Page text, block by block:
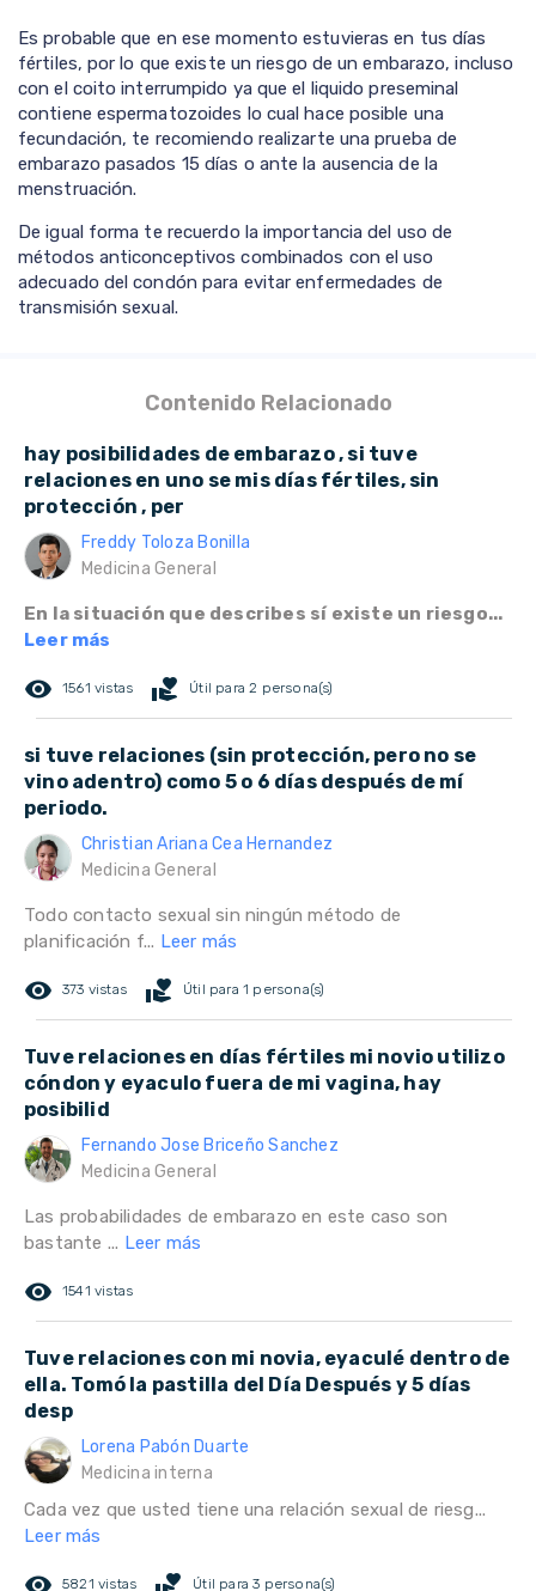
Es probable que en ese momento estuvieras en tus días
fértiles, por lo que existe un riesgo de un embarazo, incluso
con el coito interrumpido ya que el liquido preseminal
contiene espermatozoides lo cual hace posible una
fecundación, te recomiendo realizarte una prueba de
embarazo pasados 15 días o ante la ausencia de la
menstruación.
De igual forma te recuerdo la importancia del uso de
métodos anticonceptivos combinados con el uso
adecuado del condón para evitar enfermedades de
transmisión sexual.
Contenido Relacionado
hay posibilidades de embarazo , si tuve
relaciones en uno se mis días fértiles, sin
protección , per
Freddy Toloza Bonilla
Medicina General
En la situación que describes sí existe un riesgo...
Leer más
remove_red_eye 1561 vistas volunteer_activism Útil para 2 persona(s)
si tuve relaciones (sin protección, pero no se
vino adentro) como 5 o 6 días después de mí
periodo.
Christian Ariana Cea Hernandez
Medicina General
Todo contacto sexual sin ningún método de
planificación f... Leer más
remove_red_eye 373 vistas volunteer_activism Útil para 1 persona(s)
Tuve relaciones en días fértiles mi novio utilizo
cóndon y eyaculo fuera de mi vagina, hay
posibilid
Fernando Jose Briceño Sanchez
Medicina General
Las probabilidades de embarazo en este caso son
bastante ... Leer más
remove_red_eye 1541 vistas
Tuve relaciones con mi novia, eyaculé dentro de
ella. Tomó la pastilla del Día Después y 5 días
desp
Lorena Pabón Duarte
Medicina interna
Cada vez que usted tiene una relación sexual de riesg...
Leer más
5821 vistas Útil para 3 persona(s)